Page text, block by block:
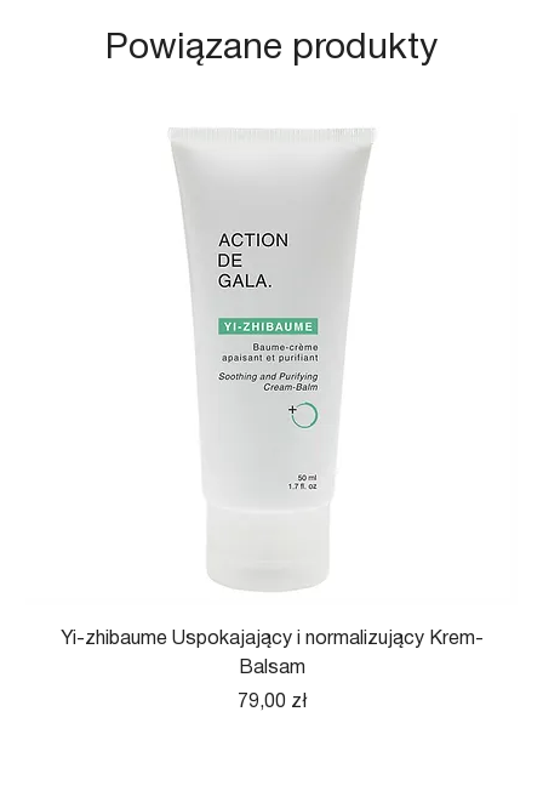
Powiązane produkty
Yi-zhibaume Uspokajający i normalizujący Krem-
Balsam
Cena
79,00 zł